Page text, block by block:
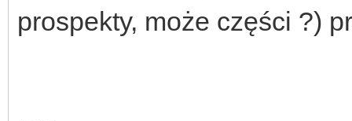
prospekty, może części ?)